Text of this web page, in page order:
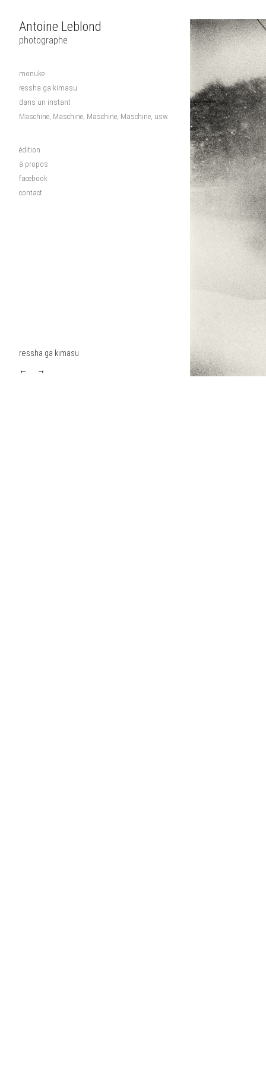
Antoine Leblond
photographe
monuke
ressha ga kimasu
dans un instant
Maschine, Maschine, Maschine, Maschine, usw.
édition
à propos
facebook
contact
ressha ga kimasu
←
→